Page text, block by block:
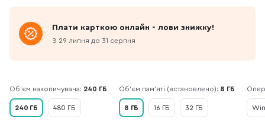
Плати карткою онлайн - лови знижку!
З 29 липня до 31 серпня
Об'єм накопичувача: 240 ГБ
240 ГБ 480 ГБ
Об’єм пам’яті (встановлено): 8 ГБ
8 ГБ 16 ГБ 32 ГБ